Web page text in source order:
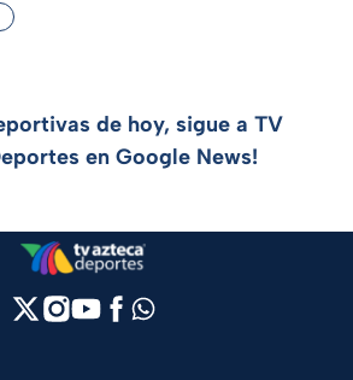
de hoy, sigue a TV
en Google News!